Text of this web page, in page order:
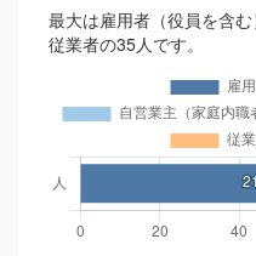
最大は雇用者（役員を含
従業者の35人です。